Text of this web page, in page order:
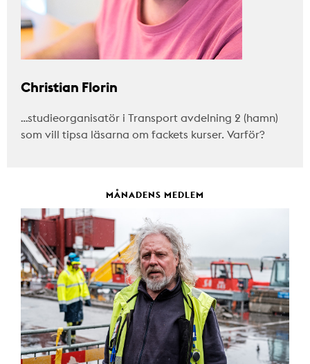
Christian Florin
…studieorganisatör i Transport avdelning 2 (hamn)
som vill tipsa läsarna om fackets kurser. Varför?
MÅNADENS MEDLEM